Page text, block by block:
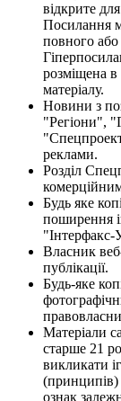
відкрите
Посилання
повного або
розміщена в
матеріалу.
Новини з
"Регіони",
реклами.
Розділ
Будь яке
поширення
"Інтерфакс-
Власник
публікації.
Будь-яке
Матеріали
старше 21
викликати
(принципів)
ознак